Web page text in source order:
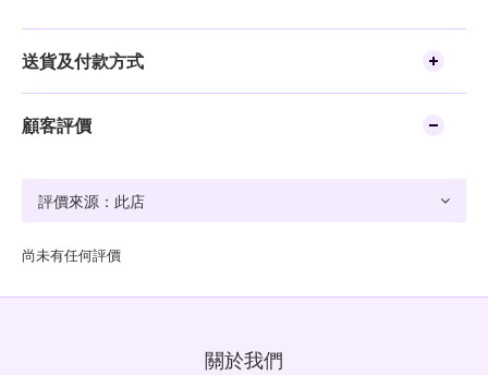
送貨及付款方式
顧客評價
尚未有任何評價
關於我們